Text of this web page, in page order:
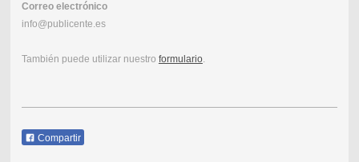
Correo electrónico
info@publicente.es
También puede utilizar nuestro formulario.
Compartir